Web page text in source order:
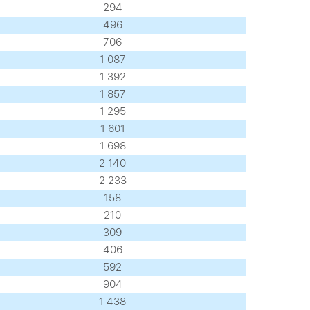
294
496
706
1 087
1 392
1 857
1 295
1 601
1 698
2 140
2 233
158
210
309
406
592
904
1 438